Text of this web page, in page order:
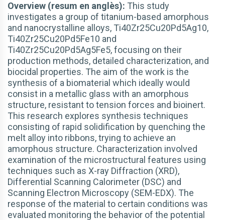
Overview (resum en anglès): This study
investigates a group of titanium-based amorphous
and nanocrystalline alloys, Ti40Zr25Cu20Pd5Ag10,
Ti40Zr25Cu20Pd5Fe10 and
Ti40Zr25Cu20Pd5Ag5Fe5, focusing on their
production methods, detailed characterization, and
biocidal properties. The aim of the work is the
synthesis of a biomaterial which ideally would
consist in a metallic glass with an amorphous
structure, resistant to tension forces and bioinert.
This research explores synthesis techniques
consisting of rapid solidification by quenching the
melt alloy into ribbons, trying to achieve an
amorphous structure. Characterization involved
examination of the microstructural features using
techniques such as X-ray Diffraction (XRD),
Differential Scanning Calorimeter (DSC) and
Scanning Electron Microscopy (SEM-EDX). The
response of the material to certain conditions was
evaluated monitoring the behavior of the potential